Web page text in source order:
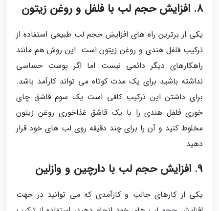
8. افزایش حجم لب با فلفل و روغن زیتون
یکی از برترین راه های افزایش حجم لب طبیعی استفاده از
ترکیب فلفل هندی و روغن زیتون است. این روش هم مانند
راهکارهای دیگر دائمی نیست اما اگر پوست حساسی
نداشته باشید برای یک مدت کوتاه می تواند کارآمد باشد.
برای داشتن این ترکیب کافی است یک سوم قاشق چای
خوری فلفل هندی را با یک قاشق غذاخوری روغن زیتون
مخلوط کنید و آن را برای چند دقیقه روی لب های خود قرار
دهید.
9. افزایش حجم لب با دارچین و وازلین
یکی از کارهای جالب و کارآمدی که می توانید در جهت